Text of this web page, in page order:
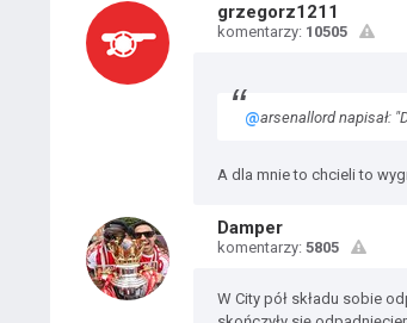
grzegorz1211
komentarzy: 10505
@arsenallord napisał:
A dla mnie to chcieli to
Damper
komentarzy: 5805
W City pół składu sobie